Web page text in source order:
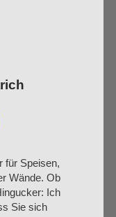
für Speisen,
Wände. Ob
Ich
Sie sich